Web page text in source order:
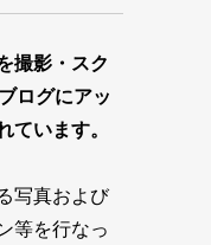
撮影・スク
ログにアッ
ています。
写真および
等を行なっ